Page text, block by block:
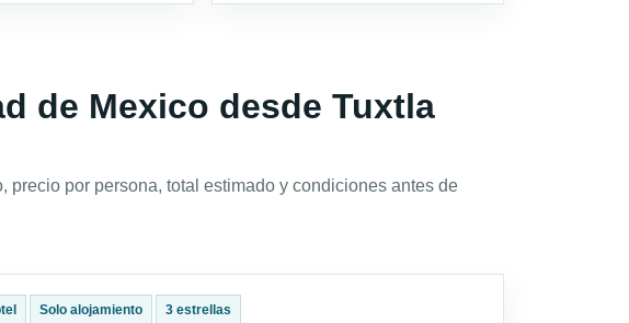
de Mexico desde Tuxtla
por persona, total estimado y condiciones antes de
Solo alojamiento 3 estrellas